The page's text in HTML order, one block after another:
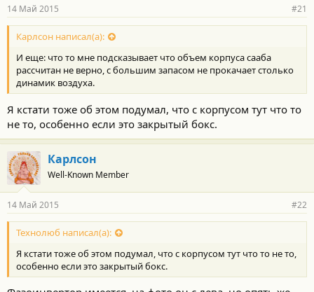
14 Май 2015 #21
Карлсон написал(а):
И еще: что то мне подсказывает что объем корпуса сааба
рассчитан не верно, с большим запасом не прокачает столько
динамик воздуха.
Я кстати тоже об этом подумал, что с корпусом тут что то
не то, особенно если это закрытый бокс.
Карлсон
Well-Known Member
14 Май 2015 #22
Технолюб написал(а):
Я кстати тоже об этом подумал, что с корпусом тут что то не то,
особенно если это закрытый бокс.